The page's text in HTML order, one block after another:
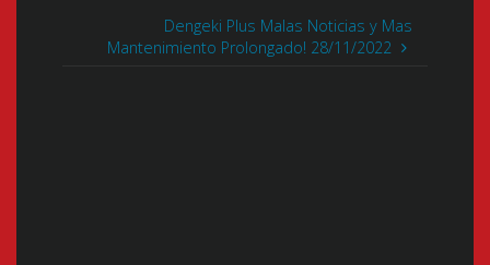
Dengeki Plus Malas Noticias y Mas
Mantenimiento Prolongado! 28/11/2022